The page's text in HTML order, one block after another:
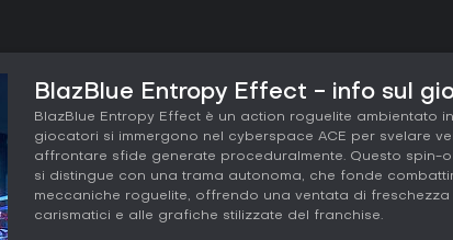
BlazBlue Entropy Effect - info sul
BlazBlue Entropy Effect è un action roguelite ambientato
giocatori si immergono nel cyberspace ACE per svelare
affrontare sfide generate proceduralmente. Questo spin-
si distingue con una trama autonoma, che fonde
meccaniche roguelite, offrendo una ventata di
carismatici e alle grafiche stilizzate del franchise.